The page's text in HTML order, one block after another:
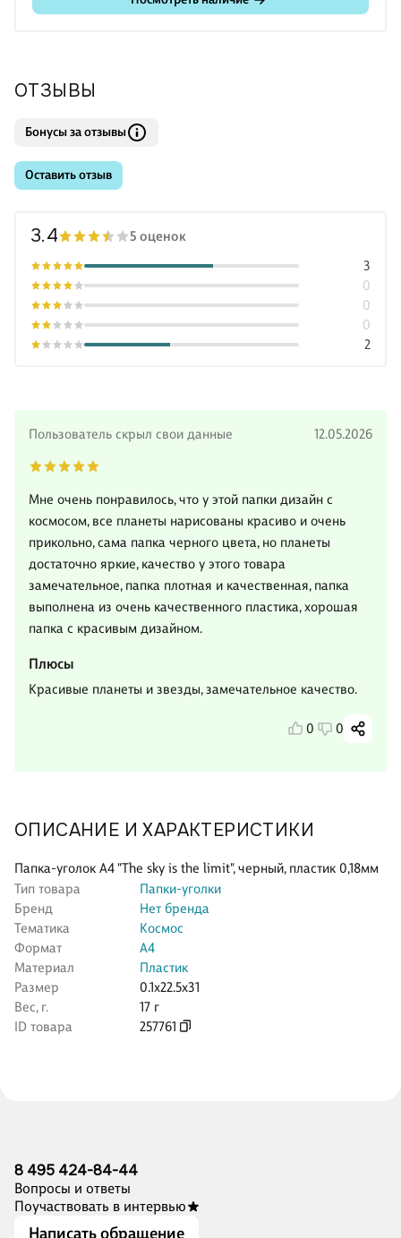
ОПИСАНИЕ И ХАРАКТЕРИСТИКИ
Папка-уголок А4 "The sky is the limit", черный, пластик 0,18мм
Тип товара
Папки-уголки
Бренд
Нет бренда
Тематика
Космос
Формат
А4
Материал
Пластик
Размер
0.1x22.5x31
Вес, г.
17 г
ID товара
257761
ОТЗЫВЫ
Бонусы за отзывы
Оставить отзыв
3.4 5 оценок
2
0
0
0
3
Пользователь скрыл свои данные 12.05.2026
Мне очень понравилось, что у этой папки дизайн с
космосом, все планеты нарисованы красиво и очень
прикольно, сама папка черного цвета, но планеты
достаточно яркие, качество у этого товара
замечательное, папка плотная и качественная, папка
выполнена из очень качественного пластика, хорошая
папка с красивым дизайном.
Плюсы
Красивые планеты и звезды, замечательное качество.
0 0
8 495 424-84-44
Вопросы и ответы
Поучаствовать в интервью
Написать обращение